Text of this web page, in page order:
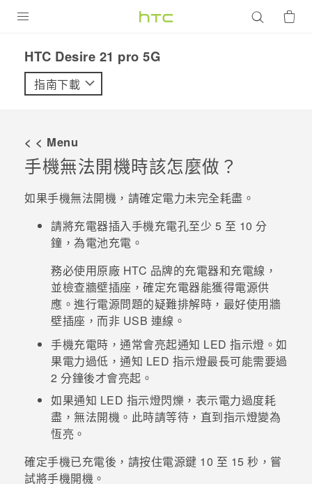
VIVE
配件
優惠專區
焦點訊息
校園專案
企業採購
銷售門市
銷售通路
支援服務
VIVELAND
HTC Desire 21 pro 5G‎
指南下載
< < Menu
手機無法開機時該怎麼做？
如果手機無法開機，請確定電力未完全耗盡。
請將充電器插入手機充電孔至少 5 至 10 分
鐘，為電池充電。
務必使用原廠 HTC 品牌的充電器和充電線，
並檢查牆壁插座，確定充電器能獲得電源供
應。進行電源問題的疑難排解時，最好使用牆
壁插座，而非 USB 連線。
手機充電時，通常會亮起通知 LED 指示燈。如
果電力過低，通知 LED 指示燈最長可能需要過
2 分鐘後才會亮起。
如果通知 LED 指示燈閃爍，表示電力過度耗
盡，無法開機。此時請等待，直到指示燈變為
恆亮。
確定手機已充電後，請按住電源鍵 10 至 15 秒，嘗
試將手機開機。